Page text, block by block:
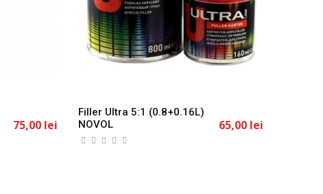
75,00 lei
Filler Ultra 5:1 (0.8+0.16L)
NOVOL
65,00 lei